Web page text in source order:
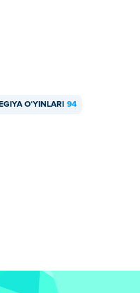
o'ynashingiz mumkin.
OʻYINLARI 94